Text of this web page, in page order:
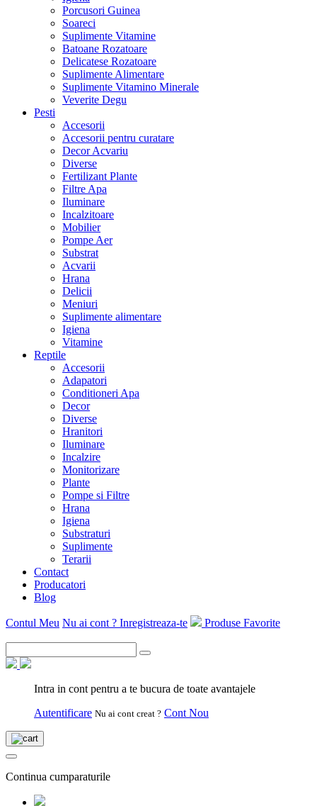
Porcusori Guinea
Soareci
Suplimente Vitamine
Batoane Rozatoare
Delicatese Rozatoare
Suplimente Alimentare
Suplimente Vitamino Minerale
Veverite Degu
Pesti
Accesorii
Accesorii pentru curatare
Decor Acvariu
Diverse
Fertilizant Plante
Filtre Apa
Iluminare
Incalzitoare
Mobilier
Pompe Aer
Substrat
Acvarii
Hrana
Delicii
Meniuri
Suplimente alimentare
Igiena
Vitamine
Reptile
Accesorii
Adapatori
Conditioneri Apa
Decor
Diverse
Hranitori
Iluminare
Incalzire
Monitorizare
Plante
Pompe si Filtre
Hrana
Igiena
Substraturi
Suplimente
Terarii
Contact
Producatori
Blog
Contul Meu Nu ai cont ? Inregistreaza-te Produse Favorite
Intra in cont pentru a te bucura de toate avantajele
Autentificare Nu ai cont creat ? Cont Nou
Continua cumparaturile